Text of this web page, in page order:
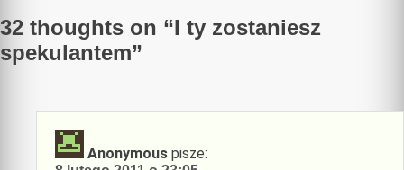
32 thoughts on “I ty zostaniesz
spekulantem”
Anonymous pisze: